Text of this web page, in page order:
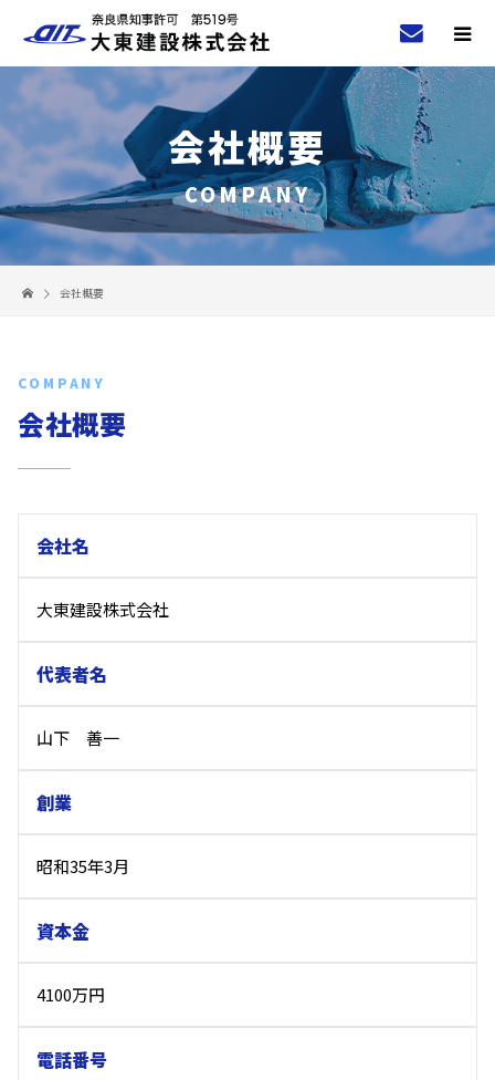
会社概要
COMPANY
会社概要
COMPANY
会社概要
会社名
大東建設株式会社
代表者名
山下 善一
創業
昭和35年3月
資本金
4100万円
電話番号